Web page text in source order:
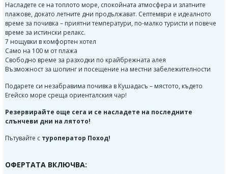
Насладете се на топлото море, спокойната атмосфера и златните
плажове, докато летните дни продължават. Септември е идеалното
време за почивка – приятни температури, по-малко туристи и повече
време за истински релакс.
7 нощувки в комфортен хотел
Само на 100 м от плажа
Свободно време за разходки по крайбрежната алея
Възможност за шопинг и посещение на местни забележителности
Подарете си незабравима почивка в Кушадасъ – мястото, където
Егейско море среща ориенталския чар!
Резервирайте още сега и се насладете на последните
слънчеви дни на лятото!
Пътувайте с туроператор Поход!
ОФЕРТАТА ВКЛЮЧВА: